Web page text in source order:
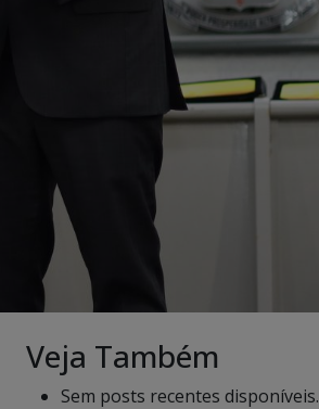
Veja Também
Sem posts recentes disponíveis.